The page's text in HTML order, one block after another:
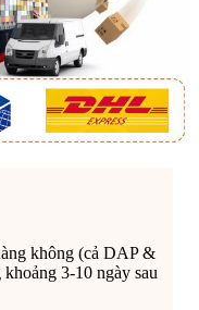
không (cả DAP &
3-10 ngày sau